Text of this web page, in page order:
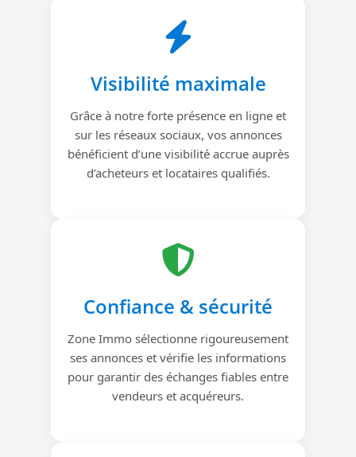
Visibilité maximale
Grâce à notre forte présence en ligne et
sur les réseaux sociaux, vos annonces
bénéficient d’une visibilité accrue auprès
d’acheteurs et locataires qualifiés.
Confiance & sécurité
Zone Immo sélectionne rigoureusement
ses annonces et vérifie les informations
pour garantir des échanges fiables entre
vendeurs et acquéreurs.